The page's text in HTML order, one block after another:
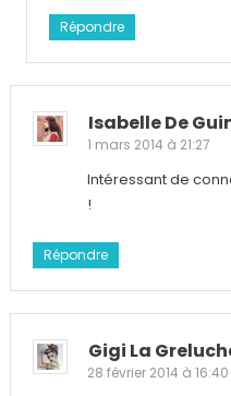
Répondre
Isabelle De
1 mars 2014 à 21:27
Intéressant de
!
Répondre
Gigi La
28 février 2014 à 16:40